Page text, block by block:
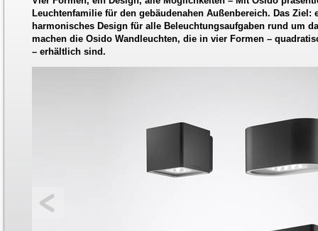
Leuchtenfamilie für den gebäudenahen Außenbereich. Das Ziel:
harmonisches Design für alle Beleuchtungsaufgaben rund um
machen die Osido Wandleuchten, die in vier Formen –
– erhältlich sind.